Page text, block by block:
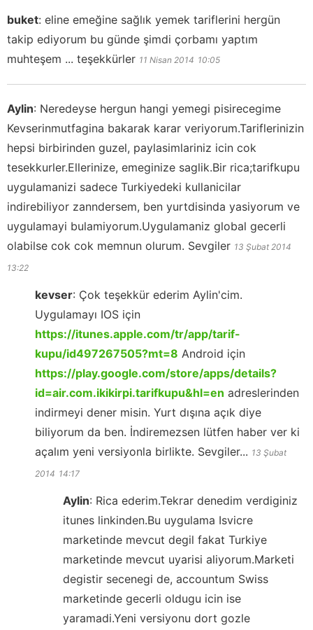
buket: eline emeğine sağlık yemek tariflerini hergün
takip ediyorum bu günde şimdi çorbamı yaptım
muhteşem ... teşekkürler 11 Nisan 2014 10:05
Aylin: Neredeyse hergun hangi yemegi pisirecegime
Kevserinmutfagina bakarak karar veriyorum.Tariflerinizin
hepsi birbirinden guzel, paylasimlariniz icin cok
tesekkurler.Ellerinize, emeginize saglik.Bir rica;tarifkupu
uygulamanizi sadece Turkiyedeki kullanicilar
indirebiliyor zanndersem, ben yurtdisinda yasiyorum ve
uygulamayi bulamiyorum.Uygulamaniz global gecerli
olabilse cok cok memnun olurum. Sevgiler 13 Şubat 2014
13:22
kevser: Çok teşekkür ederim Aylin'cim.
Uygulamayı IOS için
https://itunes.apple.com/tr/app/tarif-
kupu/id497267505?mt=8 Android için
https://play.google.com/store/apps/details?
id=air.com.ikikirpi.tarifkupu&hl=en adreslerinden
indirmeyi dener misin. Yurt dışına açık diye
biliyorum da ben. İndiremezsen lütfen haber ver ki
açalım yeni versiyonla birlikte. Sevgiler... 13 Şubat
2014 14:17
Aylin: Rica ederim.Tekrar denedim verdiginiz
itunes linkinden.Bu uygulama Isvicre
marketinde mevcut degil fakat Turkiye
marketinde mevcut uyarisi aliyorum.Marketi
degistir secenegi de, accountum Swiss
marketinde gecerli oldugu icin ise
yaramadi.Yeni versiyonu dort gozle